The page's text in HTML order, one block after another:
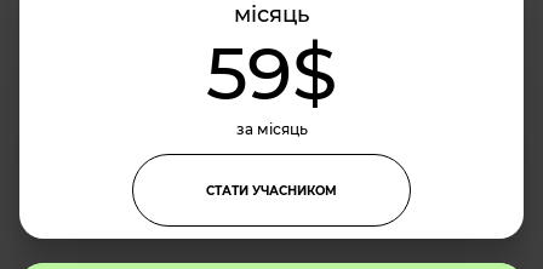
місяць
59$
за місяць
СТАТИ УЧАСНИКОМ